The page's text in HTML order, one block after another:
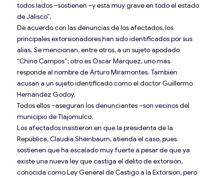
todos lados –sostienen –y está muy grave en todo el estado
de Jalisco”.
De acuerdo con las denuncias de los afectados, los
principales extorsionadores han sido identificados por sus
alias. Se mencionan, entre otros, a un sujeto apodado
“Chino Campos”; otro es Óscar Márquez, uno más
responde al nombre de Arturo Miramontes. También
acusan a un sujeto identificado como el doctor Guillermo
Hernández Godoy.
Todos ellos –aseguran los denunciantes –son vecinos del
municipio de Tlajomulco.
Los afectados insistieron en que la presidenta de la
República, Claudia Sheinbaum, atienda el caso, pues
sostienen que ha escalado muy fuerte a pesar de que ya
existe una nueva ley que castiga el delito de extorsión,
conocida como Ley General de Castigo a la Extorsión, pero